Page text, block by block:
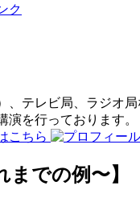
ク
、テレビ局、ラジオ
を行っております。
までの例〜】